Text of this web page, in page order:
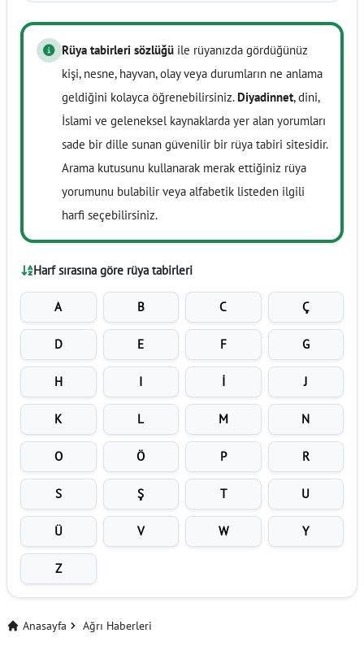
Rüya tabirleri sözlüğü ile rüyanızda gördüğünüz
kişi, nesne, hayvan, olay veya durumların ne anlama
geldiğini kolayca öğrenebilirsiniz. Diyadinnet, dini,
İslami ve geleneksel kaynaklarda yer alan yorumları
sade bir dille sunan güvenilir bir rüya tabiri sitesidir.
Arama kutusunu kullanarak merak ettiğiniz rüya
yorumunu bulabilir veya alfabetik listeden ilgili
harfi seçebilirsiniz.
Harf sırasına göre rüya tabirleri
A B C Ç
D E F G
H I İ J
K L M N
O Ö P R
S Ş T U
Ü V W Y
Z
Anasayfa Ağrı Haberleri